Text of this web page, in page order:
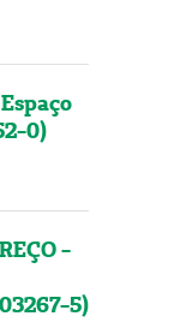
0)
-
5)